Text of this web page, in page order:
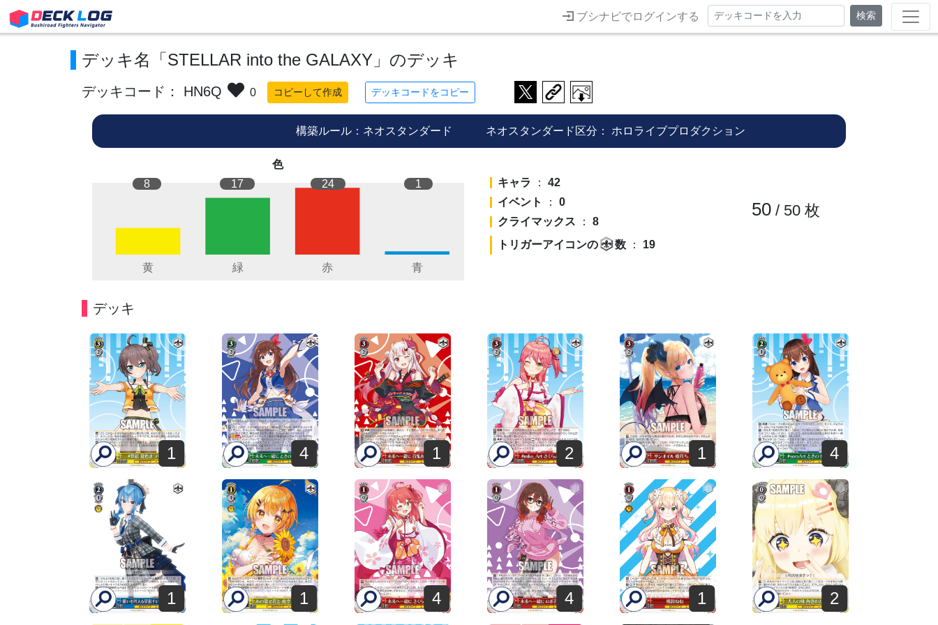
ブシナビでログインする 検索
デッキ名「STELLAR into the GALAXY」のデッキ
デッキコード： HN6Q 0 コピーして作成 デッキコードをコピー
構築ルール：ネオスタンダード ネオスタンダード区分： ホロライブプロダクション
色
8
17 24 1 キャラ ： 42
イベント
： 0
クライマックス ： 8
トリガーアイコンの
数： 19
50/ 50枚
デッキ
1 4 1 2 1 4
1 1 4 4 1 2